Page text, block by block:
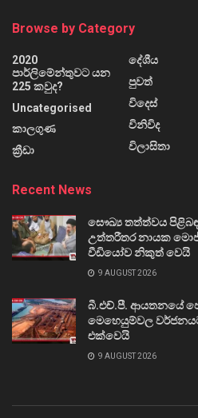
Browse by Category
2020
පාර්ලිමේන්තුවට යන
225 කවුද?
Uncategorised
කාලගුණ
ක්‍රීඩා
දේශීය
පුවත්
විදෙස්
විනිවිද
විලාසිතා
Recent News
සෞඛ්‍ය තත්ත්වය පිළිබඳ
උත්තරීතර නායක
වීඩියෝව නිකුත් වෙයි
9 AUGUST 2026
බී.එච්.පී. ආයතනයේ
මෙහෙයුම්වල
එක්වෙයි
9 AUGUST 2026